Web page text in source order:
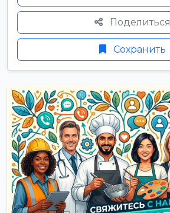
Поделиться
Сохранить